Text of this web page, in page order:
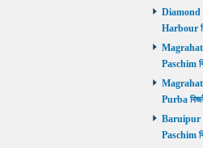
Diamond
Harbour
Magrahat
Paschim
Magrahat
Purba
Baruipur
Paschim